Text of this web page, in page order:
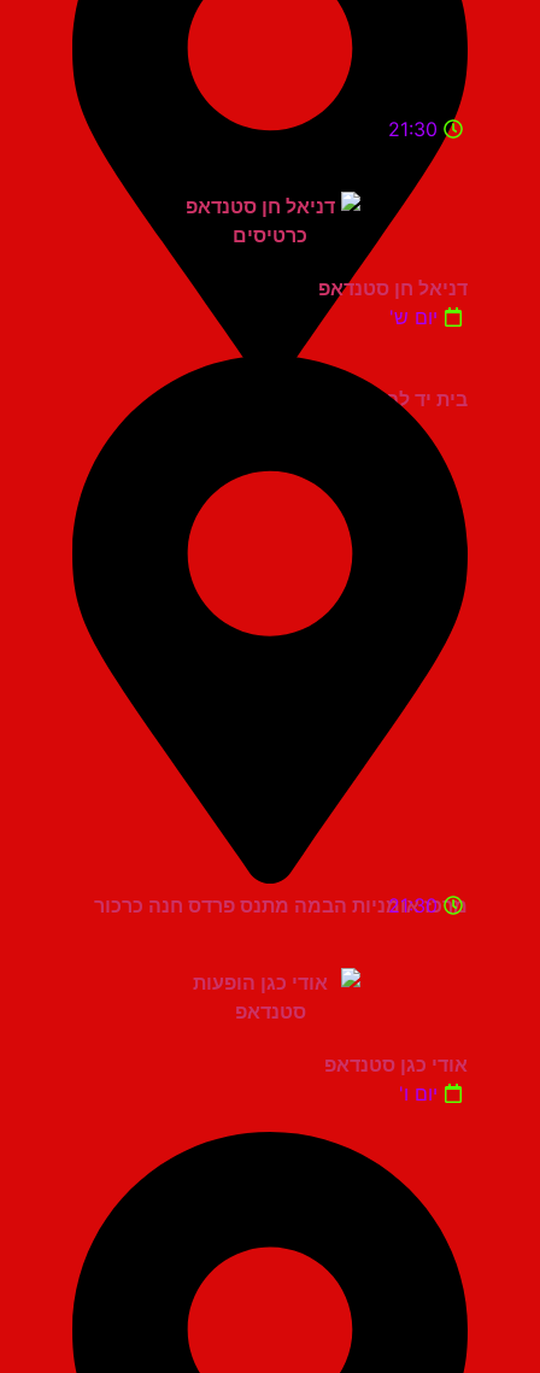
בית יד לבנים אשדוד
21:30
דניאל חן סטנדאפ
יום ש'
מרכז אומניות הבמה מתנס פרדס חנה כרכור
21:30
אודי כגן סטנדאפ
יום ו'